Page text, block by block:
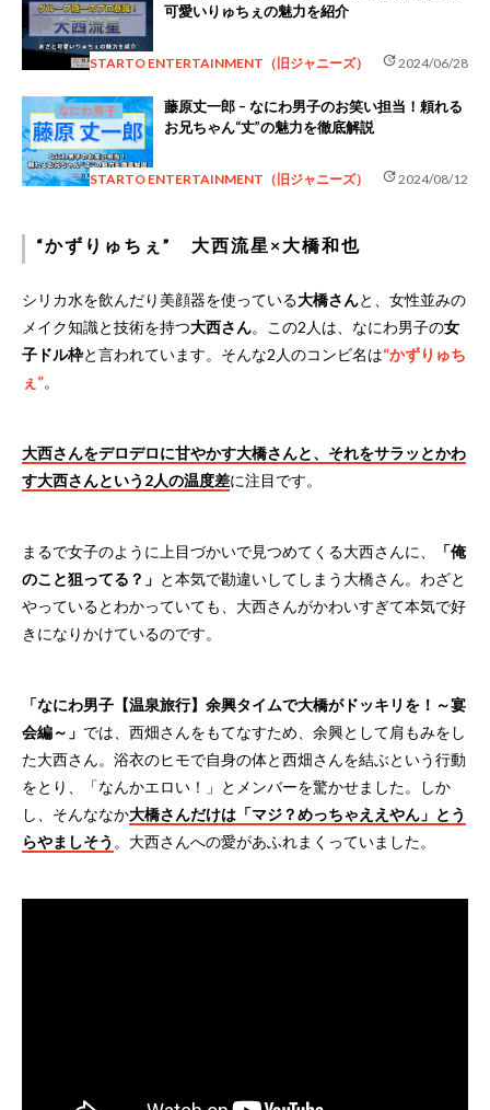
可愛いりゅちぇの魅力を紹介
STARTO ENTERTAINMENT（旧ジャニーズ） update2024/06/28
藤原丈一郎 – なにわ男子のお笑い担当！頼れる
お兄ちゃん“丈”の魅力を徹底解説
STARTO ENTERTAINMENT（旧ジャニーズ） update2024/08/12
“かずりゅちぇ” 大西流星×大橋和也
シリカ水を飲んだり美顔器を使っている大橋さんと、女性並みの
メイク知識と技術を持つ大西さん。この2人は、なにわ男子の女
子ドル枠と言われています。そんな2人のコンビ名は“かずりゅち
ぇ”。
大西さんをデロデロに甘やかす大橋さんと、それをサラッとかわ
す大西さんという2人の温度差に注目です。
まるで女子のように上目づかいで見つめてくる大西さんに、
「俺
のこと狙ってる？」 と本気で勘違いしてしまう大橋さん。わざと
やっているとわかっていても、大西さんがかわいすぎて本気で好
きになりかけているのです。
「なにわ男子【温泉旅行】余興タイムで大橋がドッキリを！～宴
会編～」 では、西畑さんをもてなすため、余興として肩もみをし
た大西さん。浴衣のヒモで自身の体と西畑さんを結ぶという行動
をとり、「なんかエロい！」とメンバーを驚かせました。しか
し、そんななか大橋さんだけは「マジ？めっちゃええやん」とう
らやましそう 。大西さんへの愛があふれまくっていました。